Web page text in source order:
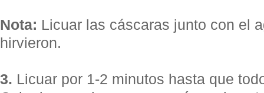
Nota: Licuar las cáscaras junto con el
hirvieron.
3. Licuar por 1-2 minutos hasta que